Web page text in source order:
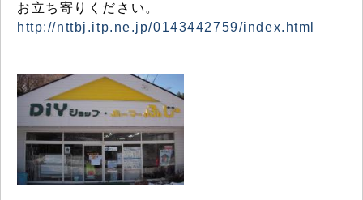
お立ち寄りください。
http://nttbj.itp.ne.jp/0143442759/index.html